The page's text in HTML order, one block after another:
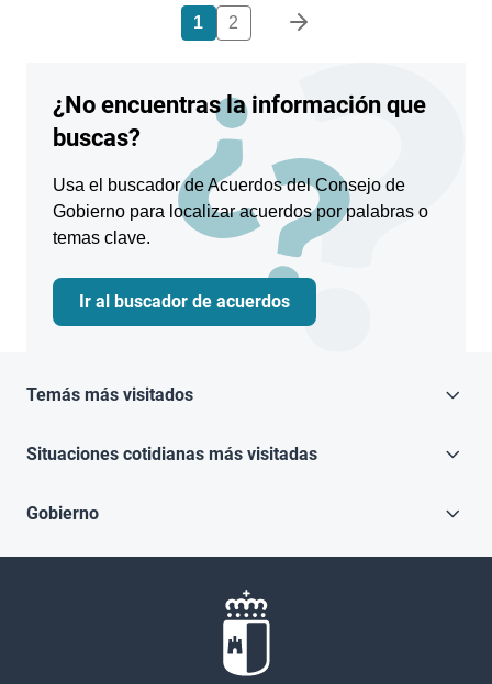
1 2
¿No encuentras la información que
buscas?
Usa el buscador de Acuerdos del Consejo de
Gobierno para localizar acuerdos por palabras o
temas clave.
Ir al buscador de acuerdos
Temás más visitados
Situaciones cotidianas más visitadas
Gobierno